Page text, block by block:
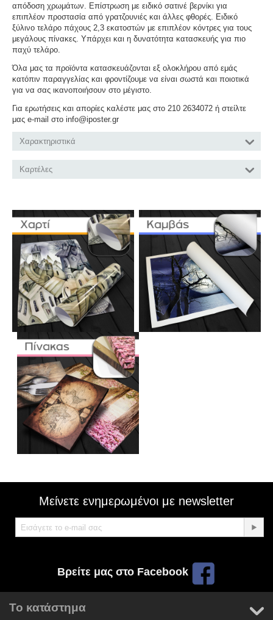
απόδοση χρωμάτων. Επίστρωση με ειδικό σατινέ βερνίκι για
επιπλέον προστασία από γρατζουνιές και άλλες φθορές. Ειδικό
ξύλινο τελάρο πάχους 2,3 εκατοστών με επιπλέον κόντρες για τους
μεγάλους πίνακες. Υπάρχει και η δυνατότητα κατασκευής για πιο
παχύ τελάρο.
Όλα μας τα προϊόντα κατασκευάζονται εξ ολοκλήρου από εμάς
κατόπιν παραγγελίας και φροντίζουμε να είναι σωστά και ποιοτικά
για να σας ικανοποιήσουν στο μέγιστο.
Για ερωτήσεις και απορίες καλέστε μας στο 210 2634072 ή στείλτε
μας e-mail στο info@iposter.gr
Χαρακτηριστικά
Καρτέλες
Μείνετε ενημερωμένοι με newsletter
Βρείτε μας στο Facebook
Το κατάστημα